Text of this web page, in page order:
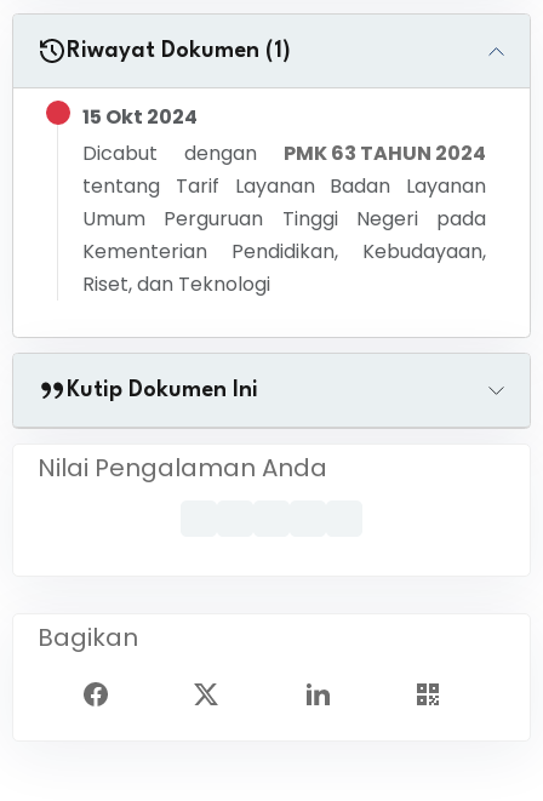
Riwayat Dokumen (1)
15 Okt 2024
Dicabut dengan
PMK 63 TAHUN 2024
tentang Tarif Layanan Badan Layanan
Umum Perguruan Tinggi Negeri pada
Kementerian Pendidikan, Kebudayaan,
Riset, dan Teknologi
Kutip Dokumen Ini
Nilai Pengalaman Anda
Bagikan